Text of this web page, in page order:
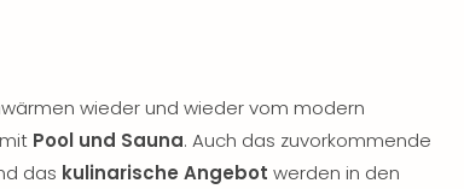
wieder und wieder vom modern
Pool und Sauna. Auch das zuvorkommende
das kulinarische Angebot werden in den